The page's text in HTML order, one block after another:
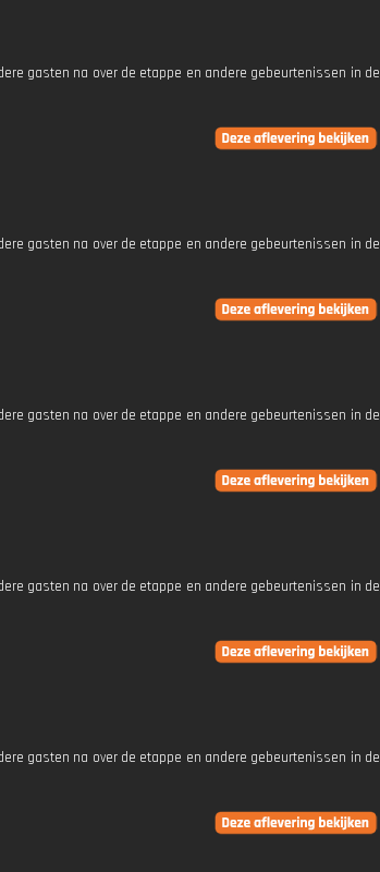
gasten na over de etappe en andere gebeurtenissen in de
gasten na over de etappe en andere gebeurtenissen in de
gasten na over de etappe en andere gebeurtenissen in de
gasten na over de etappe en andere gebeurtenissen in de
gasten na over de etappe en andere gebeurtenissen in de